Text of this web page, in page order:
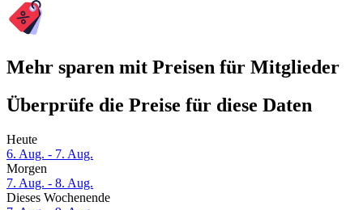
Mehr sparen mit Preisen für Mitglieder
Überprüfe die Preise für diese Daten
Heute
6. Aug. - 7. Aug.
Morgen
7. Aug. - 8. Aug.
Dieses Wochenende